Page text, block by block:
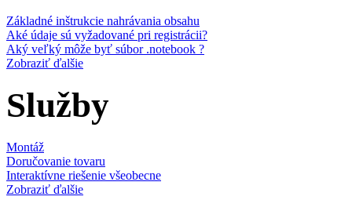
Základné inštrukcie nahrávania obsahu
Aké údaje sú vyžadované pri registrácii?
Aký veľký môže byť súbor .notebook ?
Zobraziť ďalšie
Služby
Montáž
Doručovanie tovaru
Interaktívne riešenie všeobecne
Zobraziť ďalšie